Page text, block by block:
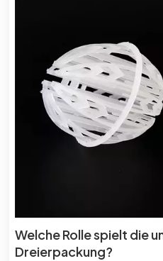
Welche Rolle spielt die
Dreierpackung?